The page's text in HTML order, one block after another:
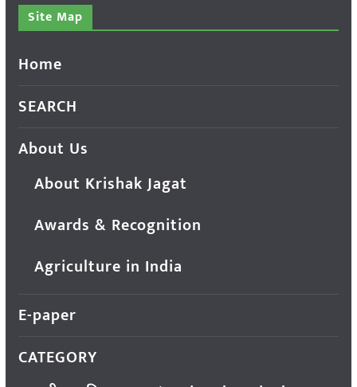
Site Map
Home
SEARCH
About Us
About Krishak Jagat
Awards & Recognition
Agriculture in India
E-paper
CATEGORY